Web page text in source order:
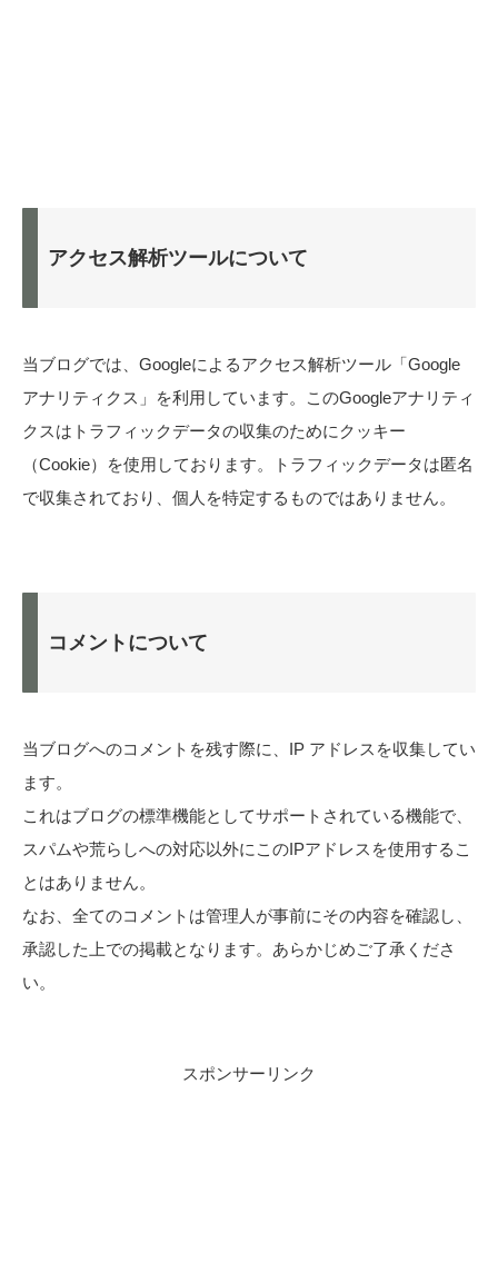
アクセス解析ツールについて
当ブログでは、Googleによるアクセス解析ツール「Google
アナリティクス」を利用しています。このGoogleアナリティ
クスはトラフィックデータの収集のためにクッキー
（Cookie）を使用しております。トラフィックデータは匿名
で収集されており、個人を特定するものではありません。
コメントについて
当ブログへのコメントを残す際に、IP アドレスを収集してい
ます。
これはブログの標準機能としてサポートされている機能で、
スパムや荒らしへの対応以外にこのIPアドレスを使用するこ
とはありません。
なお、全てのコメントは管理人が事前にその内容を確認し、
承認した上での掲載となります。あらかじめご了承くださ
い。
スポンサーリンク